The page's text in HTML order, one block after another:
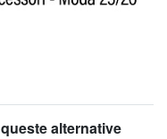
alternative